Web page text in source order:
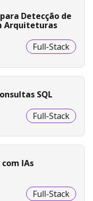
Detecção de
Arquiteturas
Full-Stack
SQL
Full-Stack
IAs
Full-Stack